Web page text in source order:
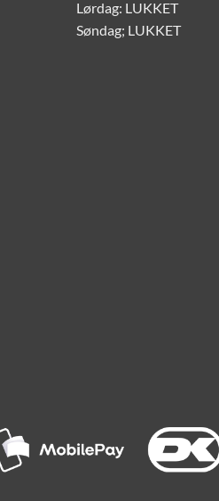
Lørdag: LUKKET
Søndag; LUKKET